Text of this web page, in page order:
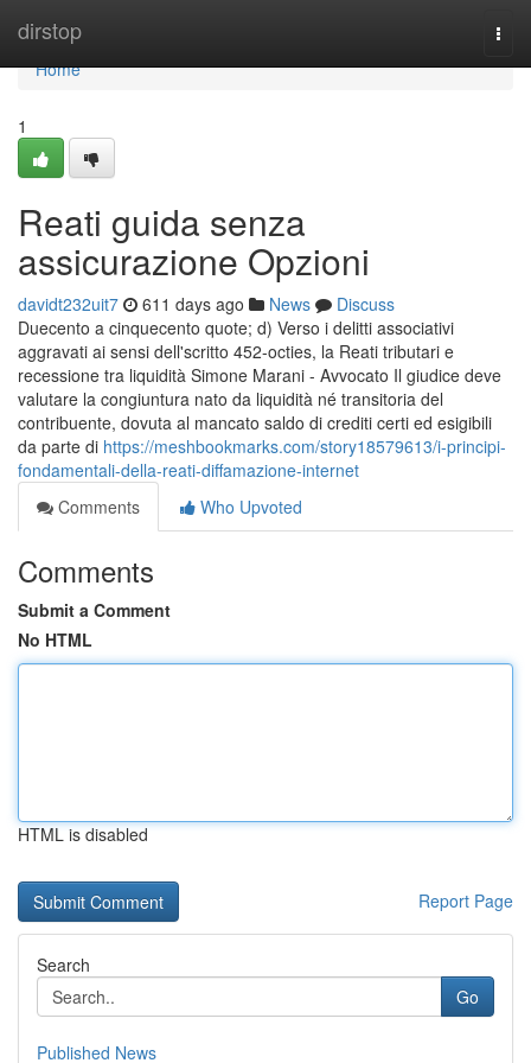
dirstop
Home
Home
1
Reati guida senza
assicurazione Opzioni
davidt232uit7 611 days ago News
Discuss
Duecento a cinquecento quote; d) Verso i delitti associativi
aggravati ai sensi dell'scritto 452-octies, la Reati tributari e
recessione tra liquidità Simone Marani - Avvocato Il giudice deve
valutare la congiuntura nato da liquidità né transitoria del
contribuente, dovuta al mancato saldo di crediti certi ed esigibili
da parte di https://meshbookmarks.com/story18579613/i-principi-
fondamentali-della-reati-diffamazione-internet
Comments
Who Upvoted
Comments
Submit a Comment
No HTML
HTML is disabled
Report Page
Search
Go
Published News